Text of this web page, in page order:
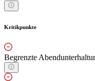
Kritikpunkte
Begrenzte